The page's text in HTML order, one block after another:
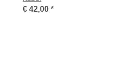
€ 42,00 *